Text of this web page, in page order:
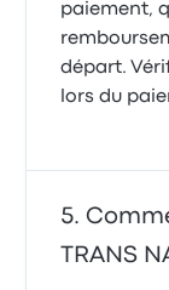
paiement,
départ.
lors du
TRANS